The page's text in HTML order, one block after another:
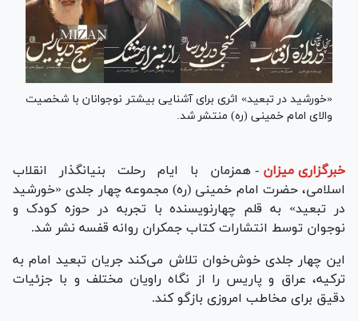
«خورشید در تبعید» اثری برای آشنایی بیشتر نوجوانان با شخصیت
والای امام خمینی (ره) منتشر شد.
خبرگزاری میزان - همزمان با ایام رحلت بنیانگذار انقلاب
اسلامی، حضرت امام خمینی (ره) مجموعه چهار جلدی «خورشید
در تبعید» به قلم چهارنویسنده با تجربه در حوزه کودک و
نوجوان توسط انتشارات کتاب جمکران روانه قفسه نشر شد.
این چهار جلدی خوش‌خوان تلاش می‌کند جریان تبعید امام به
ترکیه، عراق و پاریس را از نگاه راویان مختلف و با جزئیات
دقیق برای مخاطب امروزی بازگو کند.